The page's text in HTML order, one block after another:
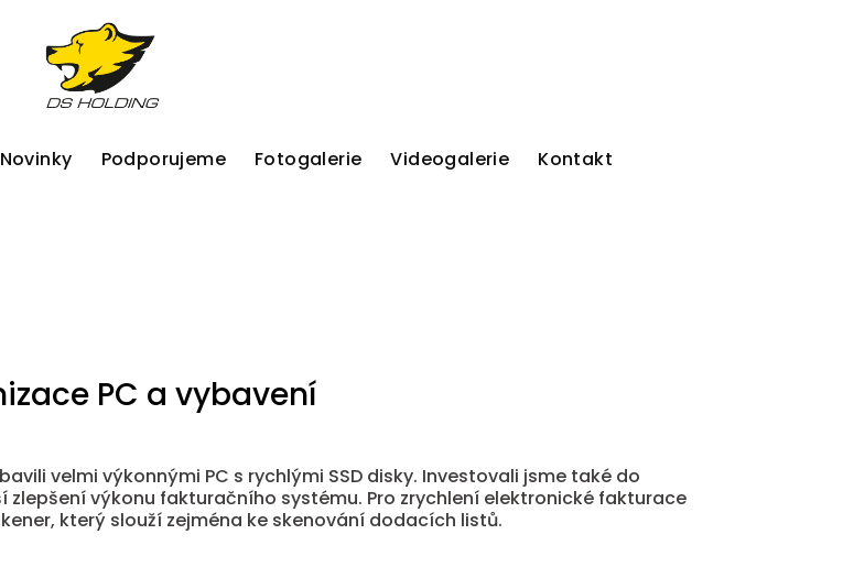
Novinky Podporujeme Fotogalerie Videogalerie Kontakt
PC a vybavení
velmi výkonnými PC s rychlými SSD disky. Investovali jsme také do
výkonu fakturačního systému. Pro zrychlení elektronické fakturace
který slouží zejména ke skenování dodacích listů.